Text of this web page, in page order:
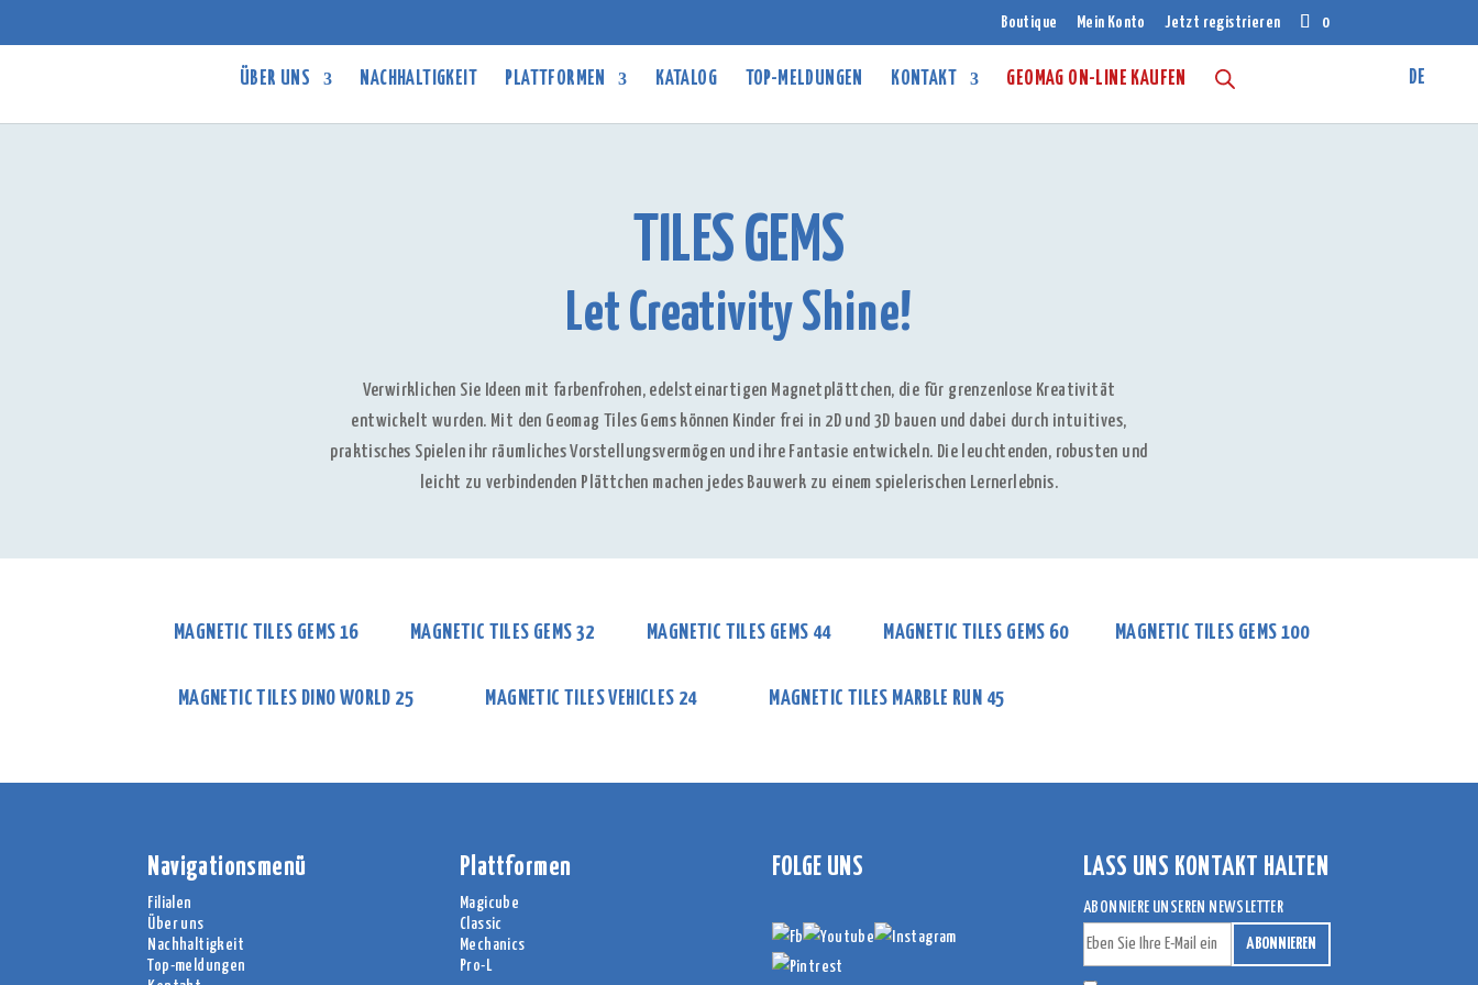
Boutique Mein Konto Jetzt registrieren 0
ÜBER UNS NACHHALTIGKEIT PLATTFORMEN KATALOG TOP-MELDUNGEN KONTAKT GEOMAG ON-LINE KAUFEN
TILES GEMS
Let Creativity Shine!
Verwirklichen Sie Ideen mit farbenfrohen, edelsteinartigen Magnetplättchen, die für grenzenlose Kreativität
entwickelt wurden. Mit den Geomag Tiles Gems können Kinder frei in 2D und 3D bauen und dabei durch intuitives,
praktisches Spielen ihr räumliches Vorstellungsvermögen und ihre Fantasie entwickeln. Die leuchtenden, robusten und
leicht zu verbindenden Plättchen machen jedes Bauwerk zu einem spielerischen Lernerlebnis.
MAGNETIC TILES GEMS 16 MAGNETIC TILES GEMS 32 MAGNETIC TILES GEMS 44 MAGNETIC TILES GEMS 60 MAGNETIC TILES GEMS 100
MAGNETIC TILES DINO WORLD 25 MAGNETIC TILES VEHICLES 24 MAGNETIC TILES MARBLE RUN 45
Navigationsmenü
Filialen
Über uns
Nachhaltigkeit
Top-meldungen
Plattformen
Magicube
Classic
Mechanics
Pro-L
FOLGE UNS LASS UNS KONTAKT HALTEN
ABONNIERE UNSEREN NEWSLETTER